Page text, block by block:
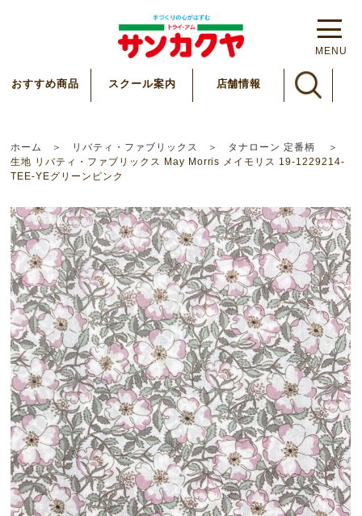
MENU
おすすめ商品 スクール案内 店舗情報
ホーム リバティ・ファブリックス
タナローン 定番柄
生地 リバティ・ファブリックス May Morris メイモリス 19-1229214-
TEE-YEグリーンピンク